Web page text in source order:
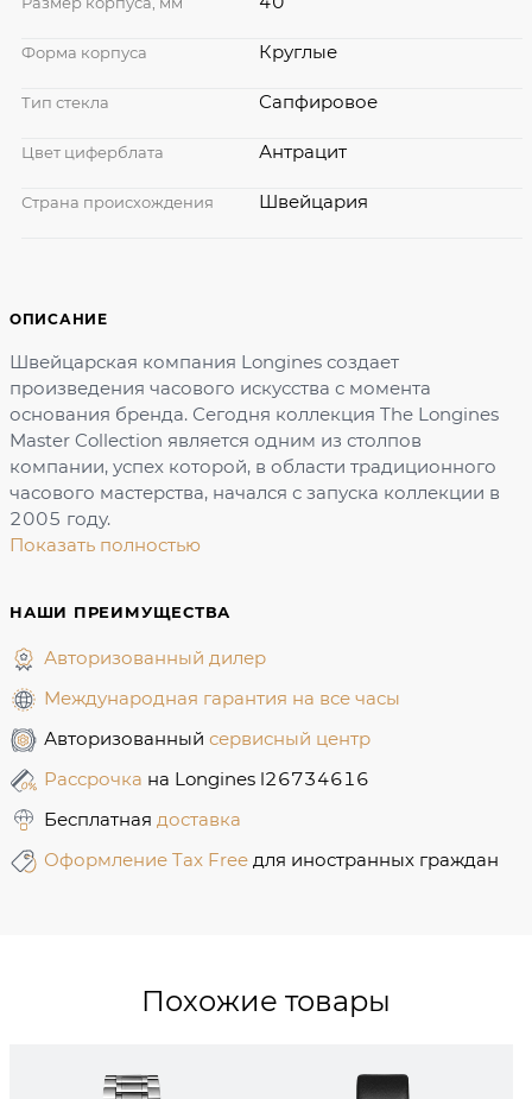
ОПИСАНИЕ
Швейцарская компания Longines создает
произведения часового искусства с момента
основания бренда. Сегодня коллекция The Longines
Master Collection является одним из столпов
компании, успех которой, в области традиционного
часового мастерства, начался с запуска коллекции в
2005 году.
Показать полностью
НАШИ ПРЕИМУЩЕСТВА
Авторизованный дилер
Международная гарантия на все часы
Авторизованный сервисный центр
Рассрочка на Longines l26734616
Бесплатная доставка
Оформление Tax Free для иностранных граждан
Форма корпуса Круглые
Тип стекла Сапфировое
Цвет циферблата Антрацит
Страна происхождения Швейцария
Похожие товары